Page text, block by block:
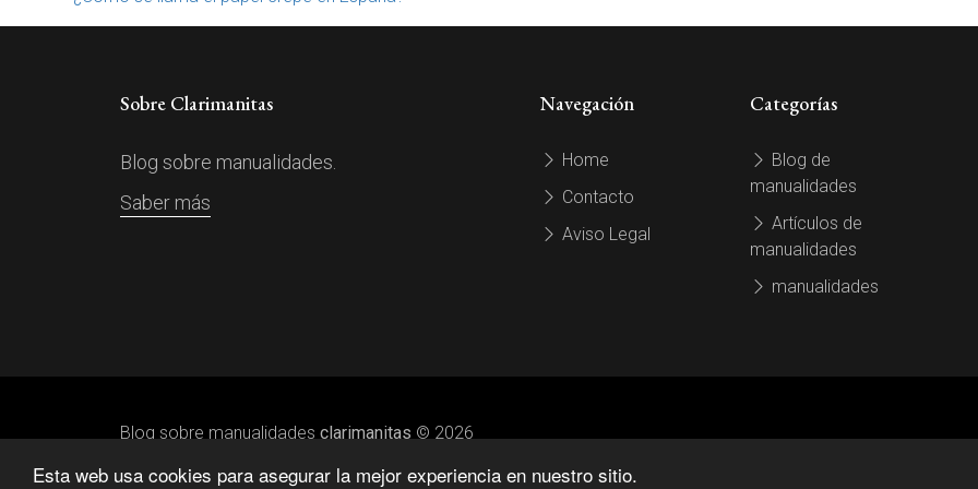
Esta web usa cookies para asegurar la mejor experiencia en nuestro sitio.
Sobre Clarimanitas
Blog sobre manualidades.
Saber más
Navegación
Home
Contacto
Aviso Legal
Categorías
Blog de
manualidades
Artículos de
manualidades
manualidades
Blog sobre manualidades clarimanitas © 2026